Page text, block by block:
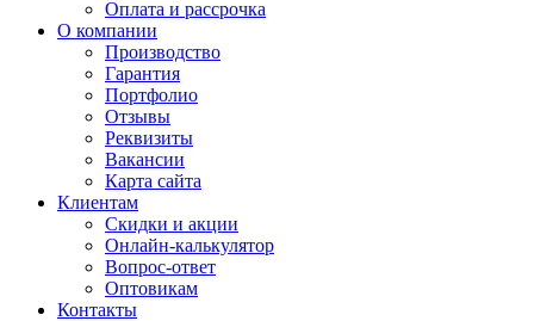
Оплата и рассрочка
О компании
Производство
Гарантия
Портфолио
Отзывы
Реквизиты
Вакансии
Карта сайта
Клиентам
Скидки и акции
Онлайн-калькулятор
Вопрос-ответ
Оптовикам
Контакты